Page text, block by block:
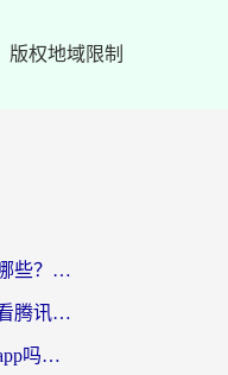
版权地域限制
海外看腾讯视频的软件有哪些？2026实测有效，留学生都在用的回国加速器指南
海外党必看：如何在海外看腾讯体育？解决赛事直播地区限制的终极指南
在国外可以看国内的视频app吗知乎？海外党亲测有效的追剧加速方案